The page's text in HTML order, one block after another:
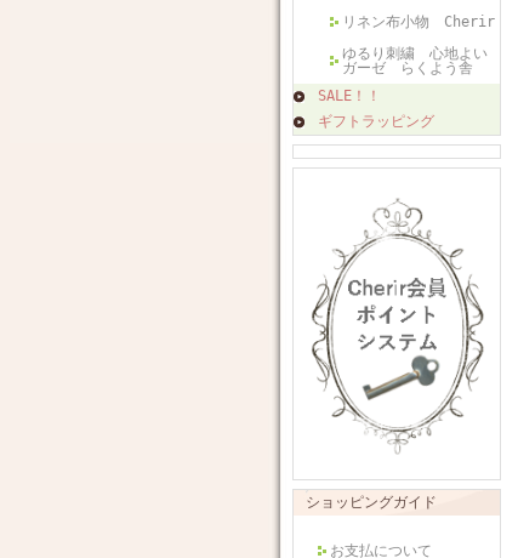
リネン布小物 Cherir
ゆるり刺繍 心地よい
ガーゼ らくよう舎
SALE！！
ギフトラッピング
ショッピングガイド
お支払について